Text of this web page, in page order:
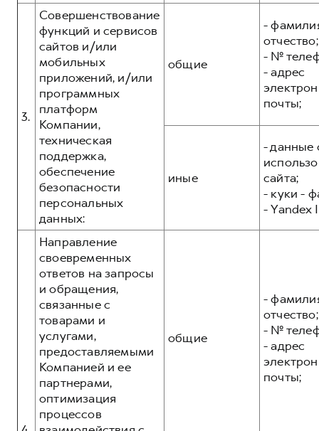
3.
Совершенствование
функций и сервисов
сайтов и/или
мобильных
приложений, и/или
программных
платформ
Компании,
техническая
поддержка,
обеспечение
безопасности
персональных
данных:
общие
-
отчество;
- №
- адрес
почты;
иные
- данные
сайта;
- куки -
- Yandex
Направление
своевременных
ответов на запросы
и обращения,
связанные с
товарами и
услугами,
предоставляемыми
Компанией и ее
партнерами,
оптимизация
процессов
общие
-
отчество;
- №
- адрес
почты;